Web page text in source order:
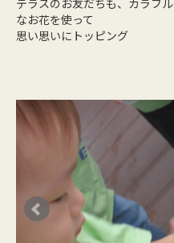
テラスのお友だちも、カラフル
なお花を使って
思い思いにトッピング